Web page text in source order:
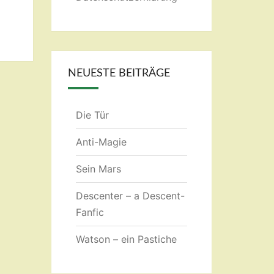
NEUESTE BEITRÄGE
Die Tür
Anti-Magie
Sein Mars
Descenter – a Descent-
Fanfic
Watson – ein Pastiche